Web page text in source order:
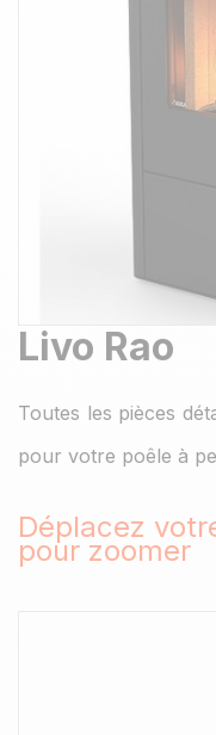
Livo Rao
Toutes les pièces
pour votre poêle à
Déplacez
pour zoomer